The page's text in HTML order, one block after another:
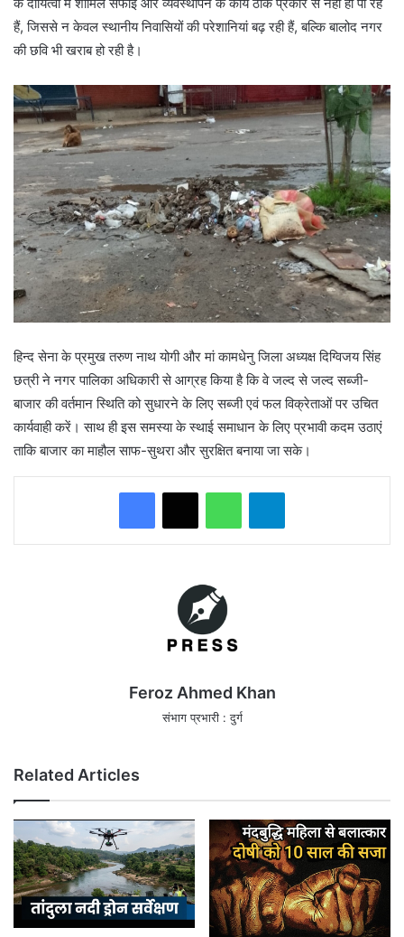
हैं, जिससे न केवल स्थानीय निवासियों की परेशानियां बढ़ रही हैं, बल्कि बालोद नगर
की छवि भी खराब हो रही है।
हिन्द सेना के प्रमुख तरुण नाथ योगी और मां कामधेनु जिला अध्यक्ष दिग्विजय सिंह
छत्री ने नगर पालिका अधिकारी से आग्रह किया है कि वे जल्द से जल्द सब्जी-
बाजार की वर्तमान स्थिति को सुधारने के लिए सब्जी एवं फल विक्रेताओं पर उचित
कार्यवाही करें। साथ ही इस समस्या के स्थाई समाधान के लिए प्रभावी कदम उठाएं
ताकि बाजार का माहौल साफ-सुथरा और सुरक्षित बनाया जा सके।
Feroz Ahmed Khan
संभाग प्रभारी : दुर्ग
Related Articles